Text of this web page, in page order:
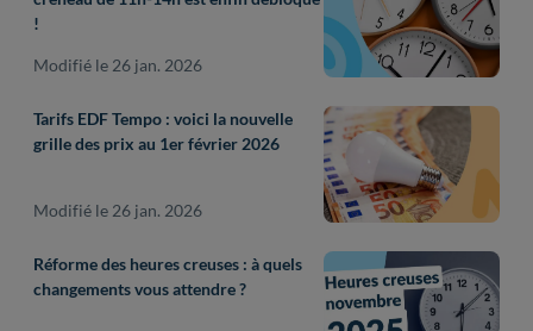
!
Modifié le 26 jan. 2026
Tarifs EDF Tempo : voici la nouvelle
grille des prix au 1er février 2026
Modifié le 26 jan. 2026
Réforme des heures creuses : à quels
changements vous attendre ?